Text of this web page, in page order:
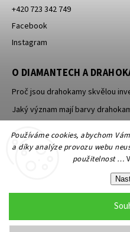
Používáme cookies, abychom
a díky analýze provozu webu
použitelnost …
+420 723 342 749
Facebook
Instagram
O DIAMANTECH A
Proč jsou drahokamy skvělou
Jaký význam mají barvy
práva